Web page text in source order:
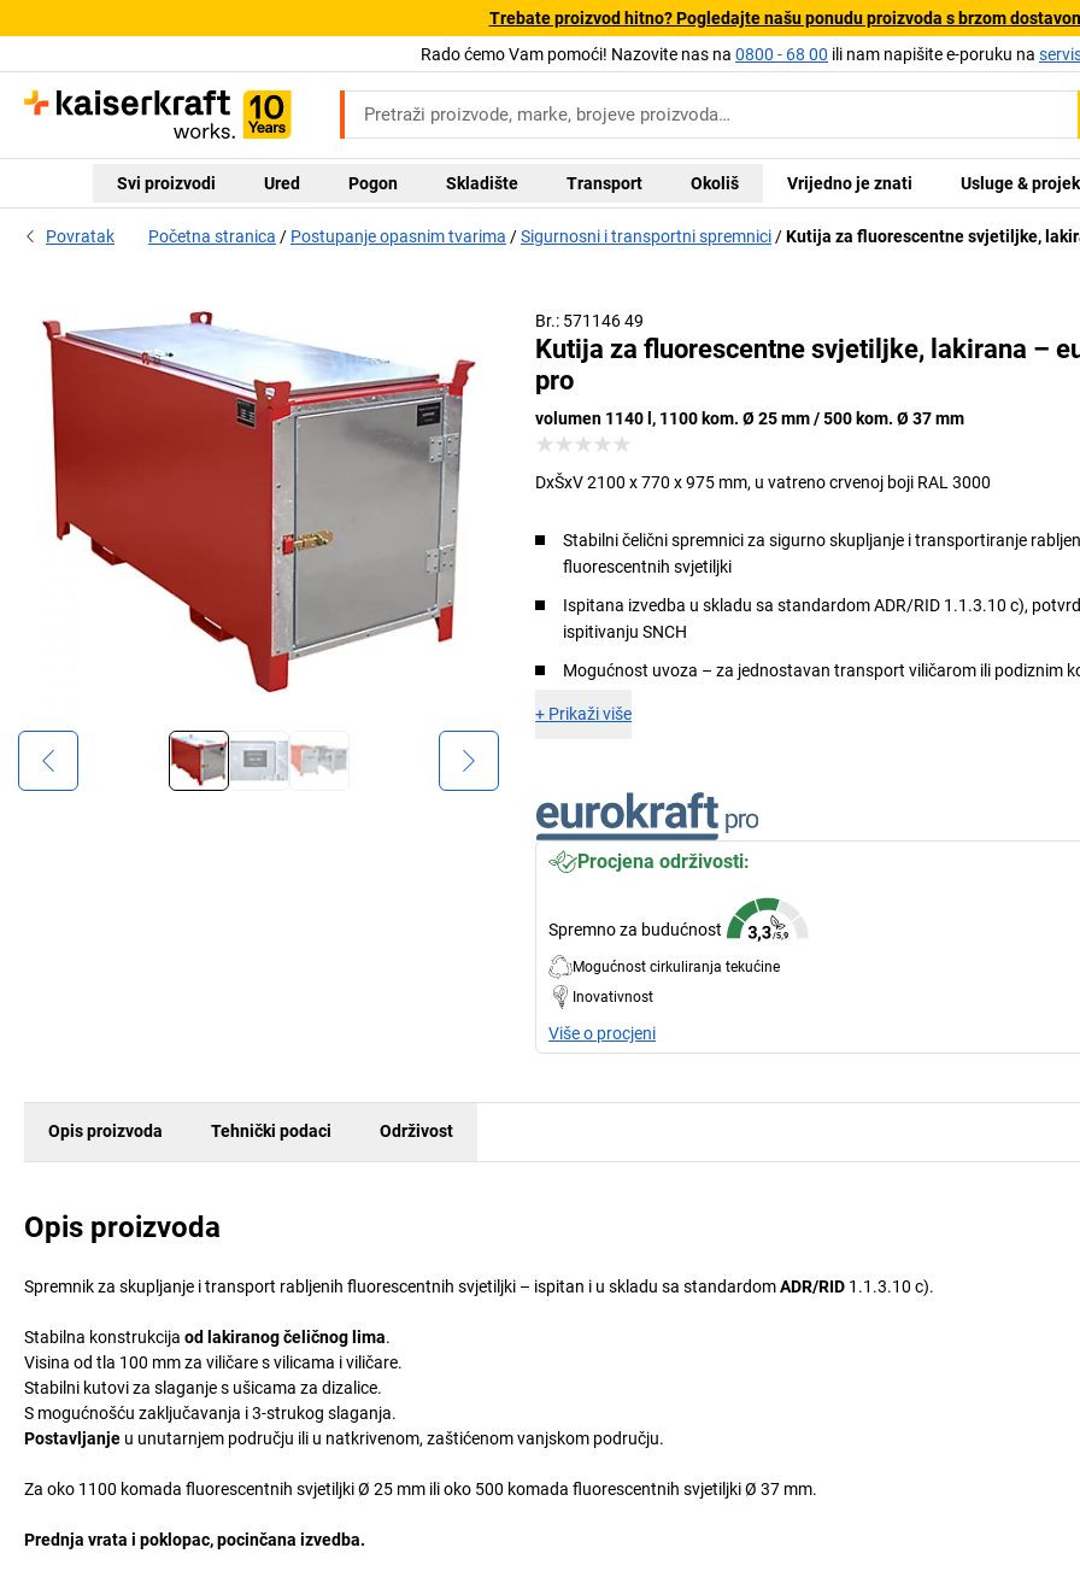
Trebate proizvod hitno? Pogledajte našu ponudu proizvoda s brzom
Rado ćemo Vam pomoći! Nazovite nas na 0800 - 68 00 ili nam napišite e-poruku na
Svi proizvodi Ured Pogon Skladište Transport Okoliš Vrijedno je znati Usluge &
Povratak Početna stranica Postupanje opasnim tvarima Sigurnosni i transportni spremnici Kutija za fluorescentne svjetiljke,
Br.: 571146 49
Kutija za fluorescentne svjetiljke, lakirana –
pro
volumen 1140 l, 1100 kom. Ø 25 mm / 500 kom. Ø 37 mm
DxŠxV 2100 x 770 x 975 mm, u vatreno crvenoj boji RAL 3000
Stabilni čelični spremnici za sigurno skupljanje i transportiranje
fluorescentnih svjetiljki
Ispitana izvedba u skladu sa standardom ADR/RID 1.1.3.10 c),
ispitivanju SNCH
Mogućnost uvoza – za jednostavan transport viličarom ili podiznim
+ Prikaži više
Procjena održivosti:
Spremno za budućnost
Mogućnost cirkuliranja tekućine
Inovativnost
Više o procjeni
Opis proizvoda Tehnički podaci Održivost
Opis proizvoda
Spremnik za skupljanje i transport rabljenih fluorescentnih svjetiljki – ispitan i u skladu sa standardomADR/RID 1.1.3.10 c).
Stabilna konstrukcija od lakiranog čeličnog lima.
Visina od tla 100 mm za viličare s vilicama i viličare.
Stabilni kutovi za slaganje s ušicama za dizalice.
S mogućnošću zaključavanja i 3-strukog slaganja.
Postavljanje u unutarnjem području ili u natkrivenom, zaštićenom vanjskom području.
Za oko 1100 komada fluorescentnih svjetiljki Ø 25 mm ili oko 500 komada fluorescentnih svjetiljki Ø 37 mm.
Prednja vrata i poklopac, pocinčana izvedba.